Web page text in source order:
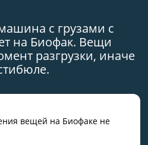
с грузами с
на Биофак. Вещи
разгрузки, иначе
вещей на Биофаке не